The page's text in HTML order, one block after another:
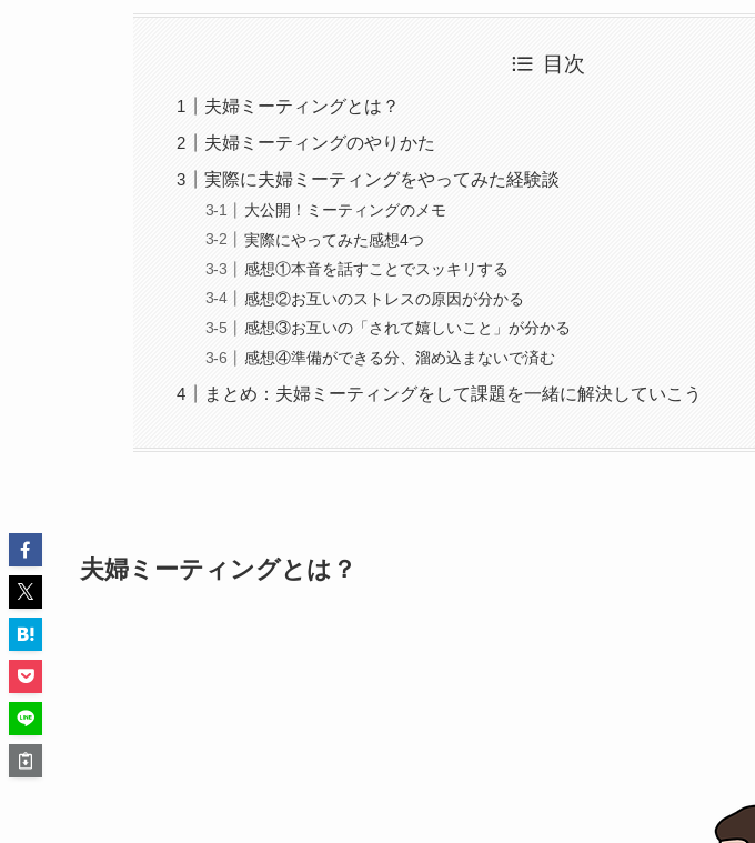
目次
夫婦ミーティングとは？
夫婦ミーティングのやりかた
実際に夫婦ミーティングをやってみた経験談
大公開！ミーティングのメモ
実際にやってみた感想4つ
感想①本音を話すことでスッキリする
感想②お互いのストレスの原因が分かる
感想③お互いの「されて嬉しいこと」が分かる
感想④準備ができる分、溜め込まないで済む
まとめ：夫婦ミーティングをして課題を一緒に解決していこう
夫婦ミーティングとは？